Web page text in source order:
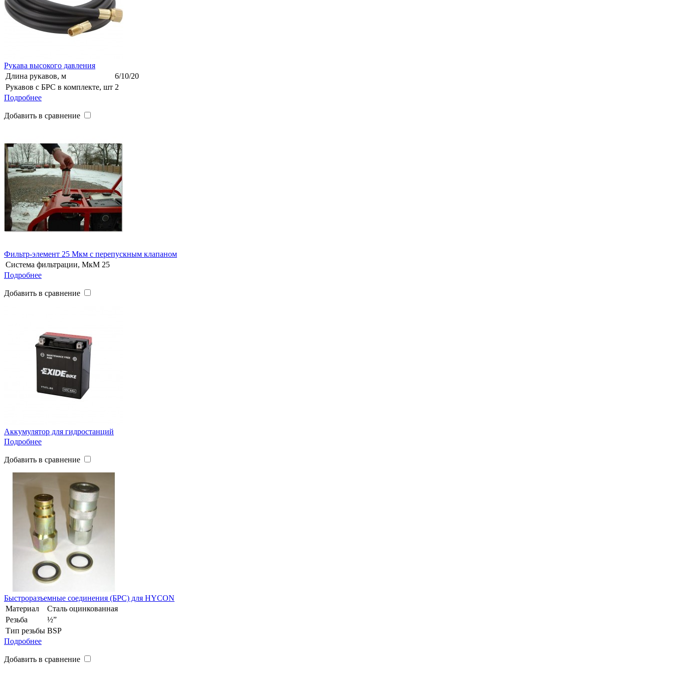
Рукава высокого давления
Длина рукавов, м
6/10/20
Рукавов с БРС в комплекте, шт 2
Подробнее
Добавить в сравнение
Фильтр-элемент 25 Мкм с перепускным клапаном
Система фильтрации, МкМ 25
Подробнее
Добавить в сравнение
Аккумулятор для гидростанций
Подробнее
Добавить в сравнение
Быстроразъемные соединения (БРС) для HYCON
Материал
Сталь оцинкованная
Резьба
½”
Тип резьбы BSP
Подробнее
Добавить в сравнение